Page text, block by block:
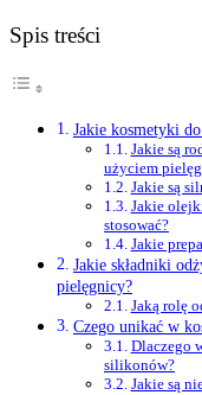
Spis treści
Jakie kosmetyki
Jakie są
użyciem
Jakie są
Jakie
stosować?
Jakie
Jakie składniki
pielęgnicy?
Jaką rolę
Czego unikać w
Dlaczego
silikonów?
Jakie są